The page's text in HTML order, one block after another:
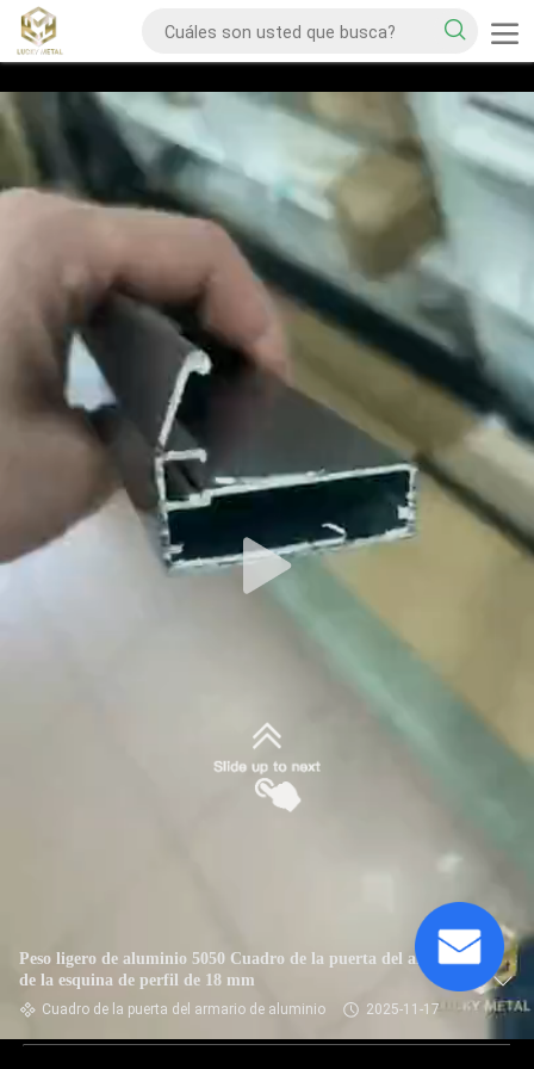
Peso ligero de aluminio 5050 Cuadro de la puerta del armario
de la esquina de perfil de 18 mm
Cuadro de la puerta del armario de aluminio 2025-11-17